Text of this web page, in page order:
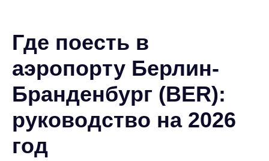
Где поесть в
аэропорту Берлин-
Бранденбург (BER):
руководство на 2026
год